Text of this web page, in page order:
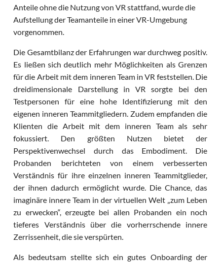
Anteile ohne die Nutzung von VR stattfand, wurde die
Aufstellung der Teamanteile in einer VR-Umgebung
vorgenommen.
Die Gesamtbilanz der Erfahrungen war durchweg positiv.
Es ließen sich deutlich mehr Möglichkeiten als Grenzen
für die Arbeit mit dem inneren Team in VR feststellen. Die
dreidimensionale Darstellung in VR sorgte bei den
Testpersonen für eine hohe Identifizierung mit den
eigenen inneren Teammitgliedern. Zudem empfanden die
Klienten die Arbeit mit dem inneren Team als sehr
fokussiert. Den größten Nutzen bietet der
Perspektivenwechsel durch das Embodiment. Die
Probanden berichteten von einem verbesserten
Verständnis für ihre einzelnen inneren Teammitglieder,
der ihnen dadurch ermöglicht wurde. Die Chance, das
imaginäre innere Team in der virtuellen Welt „zum Leben
zu erwecken“, erzeugte bei allen Probanden ein noch
tieferes Verständnis über die vorherrschende innere
Zerrissenheit, die sie verspürten.
Als bedeutsam stellte sich ein gutes Onboarding der